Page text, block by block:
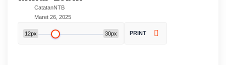
CatatanNTB
Maret 26, 2025
12px 30px PRINT